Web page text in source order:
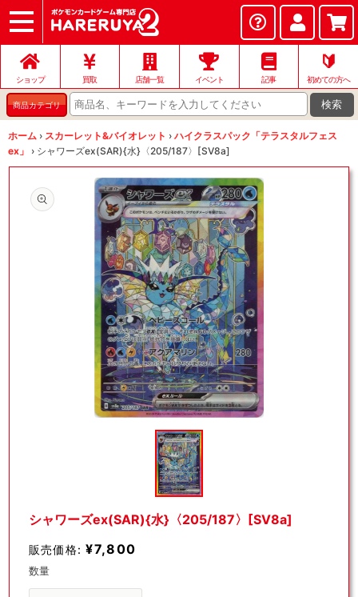
ショップ
店頭買取
ネット買取
店舗一覧
イベント
お問い合わせ
ショップ 買取 店舗一覧 イベント 記事
🔰
初めての方へ
商品カテゴリ 検索
ホーム › スカーレット&バイオレット › ハイクラスパック「テラスタルフェス
ex」
› シャワーズex(SAR){水}〈205/187〉[SV8a]
(1)
を
開
シャワーズex(SAR){水}〈205/187〉[SV8a]
販売価格: ¥7,800
数量